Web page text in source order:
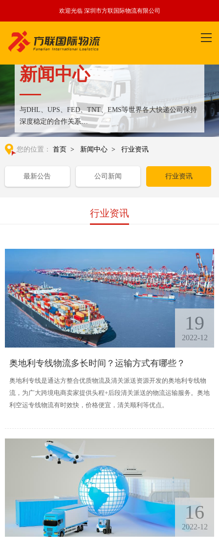
欢迎光临 深圳市方联国际物流有限公司
新闻中心
与DHL、UPS、FED、TNT、EMS等世界各大快递公司保持
深度稳定的合作关系
整合全球优质物流运输资源,满足国内外客户更多个性化需求
您的位置： 首页 > 新闻中心 > 行业资讯
最新公告 公司新闻 行业资讯
行业资讯
19
2022-12
奥地利专线物流多长时间？运输方式有哪些？
奥地利专线是通达方整合优质物流及清关派送资源开发的奥地利专线物
流，为广大跨境电商卖家提供头程+后段清关派送的物流运输服务。奥地
利空运专线物流有时效快，价格便宜，清关顺利等优点。
16
2022-12